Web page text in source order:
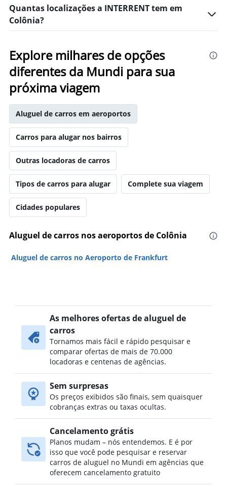
Quantas localizações a INTERRENT tem em
Colônia?
Explore milhares de opções
diferentes da Mundi para sua
próxima viagem
Aluguel de carros em aeroportos
Carros para alugar nos bairros
Outras locadoras de carros
Tipos de carros para alugar Complete sua viagem
Cidades populares
Aluguel de carros nos aeroportos de Colônia
Aluguel de carros no Aeroporto de Frankfurt
As melhores ofertas de aluguel de
carros
Tornamos mais fácil e rápido pesquisar e
comparar ofertas de mais de 70.000
locadoras e centenas de agências.
Sem surpresas
Os preços exibidos são finais, sem quaisquer
cobranças extras ou taxas ocultas.
Cancelamento grátis
Planos mudam – nós entendemos. E é por
isso que você pode pesquisar e reservar
carros de aluguel no Mundi em agências que
oferecem cancelamento gratuito